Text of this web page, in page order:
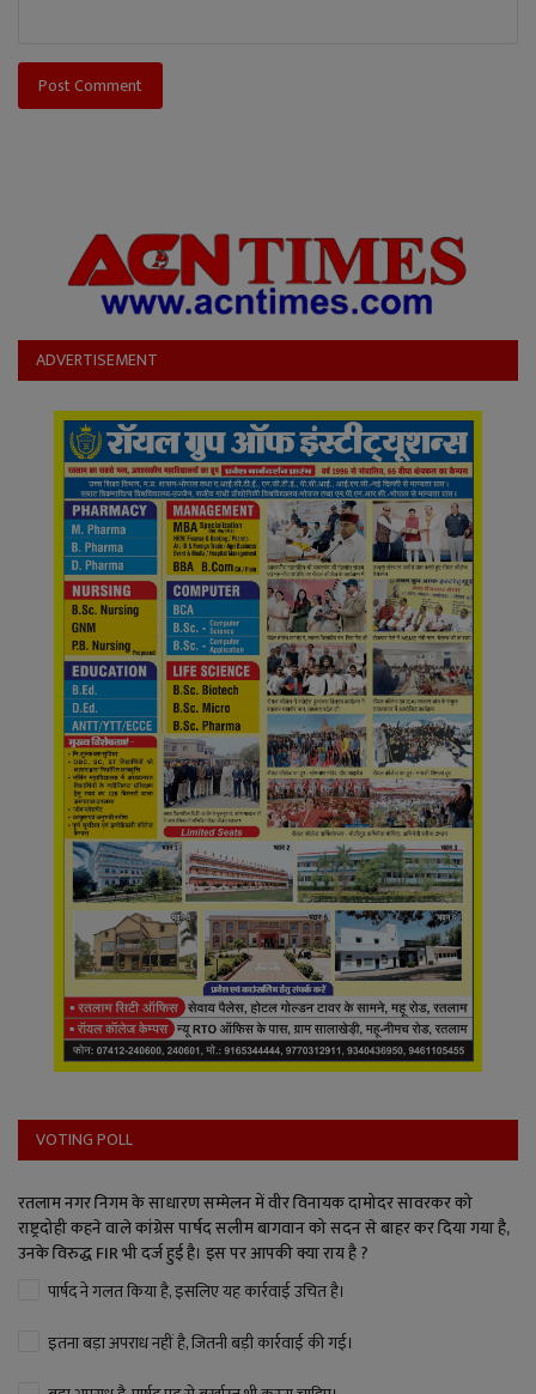
Post Comment
ADVERTISEMENT
VOTING POLL
रतलाम नगर निगम के साधारण सम्मेलन में वीर विनायक दामोदर सावरकर को
राष्ट्रदोही कहने वाले कांग्रेस पार्षद सलीम बागवान को सदन से बाहर कर दिया गया है,
उनके विरुद्ध FIR भी दर्ज हुई है। इस पर आपकी क्या राय है ?
पार्षद ने गलत किया है, इसलिए यह कार्रवाई उचित है।
इतना बड़ा अपराध नहीं है, जितनी बड़ी कार्रवाई की गई।